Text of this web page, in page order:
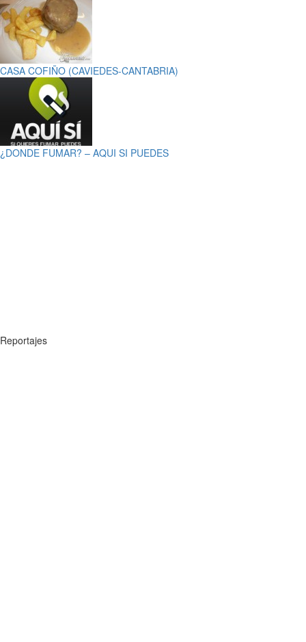
CASA COFIÑO (CAVIEDES-CANTABRIA)
¿DONDE FUMAR? – AQUI SI PUEDES
Reportajes